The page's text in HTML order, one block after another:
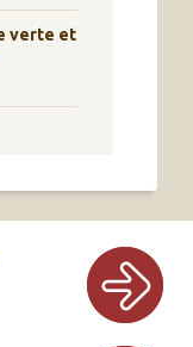
verte et